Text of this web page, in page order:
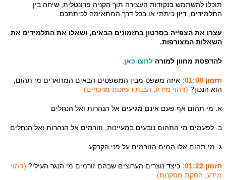
תוכלו להשתמש בנקודות העצירה תוך הקניה פרונטלית, שיחה בין
התלמידים, דיון כיתתי או בכל דרך המתאימה לכיתתכם.
עצרו את הצפייה בסרטון בתזמונים הבאים, ושאלו את התלמידים את
השאלות המצורפות.
להדפסת מחוון למורה לחצו כאן
תזמון 01:08:
איזה משפט מבין המשפטים הבאים המתארים מי תהום,
הוא הנכון? (זיהוי מידע, הבנת רעיונות מרכזיים)
א. מי תהום אף פעם אינם מגיעים אל הנהרות ואל הנחלים
ב. לפעמים מי התהום נובעים במעיינות, וזורמים אל הנהרות ואל הנחלים
ג. מי תהום אלו המים הזורמים על פני הקרקע
תזמון 01:22: כיצד נוצרים הערוצים שבהם זורמים מי הנגר העילי? (זיהוי
מידע, הסקת מסקנות)